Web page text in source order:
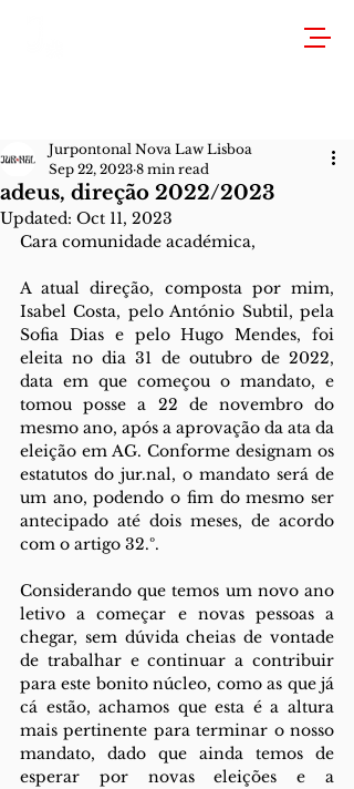
adeus, direção 2022/2023
Jurpontonal Nova Law Lisboa
Sep 22, 2023 8 min read
Updated: Oct 11, 2023
Cara comunidade académica,
A atual direção, composta por mim,
Isabel Costa, pelo António Subtil, pela
Sofia Dias e pelo Hugo Mendes, foi
eleita no dia 31 de outubro de 2022,
data em que começou o mandato, e
tomou posse a 22 de novembro do
mesmo ano, após a aprovação da ata da
eleição em AG. Conforme designam os
estatutos do jur.nal, o mandato será de
um ano, podendo o fim do mesmo ser
antecipado até dois meses, de acordo
com o artigo 32.º.
Considerando que temos um novo ano
letivo a começar e novas pessoas a
chegar, sem dúvida cheias de vontade
de trabalhar e continuar a contribuir
para este bonito núcleo, como as que já
cá estão, achamos que esta é a altura
mais pertinente para terminar o nosso
mandato, dado que ainda temos de
esperar por novas eleições e a